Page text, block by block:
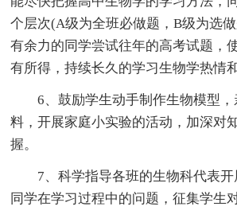
个层次(A级为全班必做题，B级为选
有余力的同学尝试往年的高考试题，
有所得，持续长久的学习生物学热情
6、鼓励学生动手制作生物模型
料，开展家庭小实验的活动，加深对
握。
7、科学指导各班的生物科代表
同学在学习过程中的问题，征集学生